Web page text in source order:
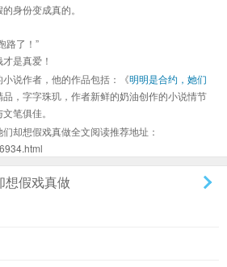
身份变成真的。
路了！”
是真爱！
说作者，他的作品包括：《明明是合约，她们
品，字字珠玑，作者新鲜的奶油创作的小说情节
笔俱佳。
却想假戏真做全文阅读推荐地址：
想假戏真做